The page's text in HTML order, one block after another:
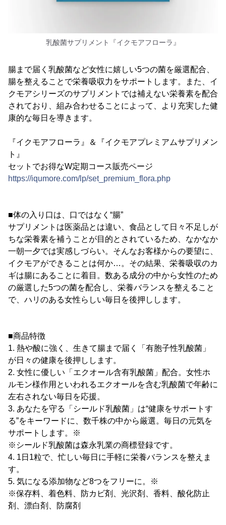
乳酸菌サプリメント『イクモアフローラ』
腸まで届く乳酸菌など女性に嬉しい5つの菌を厳選配合、
腸を整えることで栄養吸収力をサポートします。また、イ
クモアシリーズのサプリメントでは補えない栄養素を配合
されており、組み合わせることによって、より充実した健
康的な毎日を導きます。
『イクモアフローラ』＆『イクモアプレミアムサプリメン
ト』
セットでお得なW定期コース販売ページ
https://iqumore.com/lp/set_premium_flora.php
■体の入り口は、口ではなく“腸”
サプリメントは医薬品とは違い、食品として日々不足しが
ちな栄養素を補うことが目的とされているため、なかなか
一朝一夕では実感しづらい。そんなお客様からの要望に、
イクモアができることは何か…。その結果、栄養吸収のカ
ギは腸にあることに着目。数ある成分の中から女性のため
の厳選した5つの菌を配合し、栄養バランスを整えること
で、ハリのある女性らしい毎日を後押しします。
■商品特徴
1. 熱や酸に強く、生きて腸まで届く「有胞子性乳酸菌」
が日々の健康を後押しします。
2. 女性に優しい「エクオール含有乳酸菌」配合。女性ホ
ルモン様作用といわれるエクオールを含む乳酸菌で年齢に
左右されない毎日を応援。
3. あなたを守る「シールド乳酸菌」は“健康をサポートす
る”をキーワードに、数千株の中から厳選。毎日の元気を
サポートします。※
※シールド乳酸菌は森永乳業の商標登録です。
4. 1日1粒で、忙しい毎日に手軽に栄養バランスを整えま
す。
5. 気になる添加物など8つをフリーに。※
※保存料、着色料、防カビ剤、光沢剤、香料、酸化防止
剤、漂白剤、防腐剤